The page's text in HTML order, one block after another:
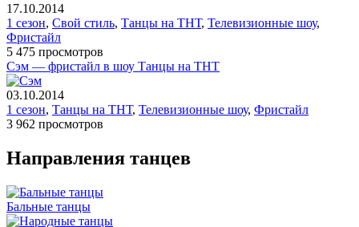
17.10.2014
1 сезон, Свой стиль, Танцы на ТНТ, Телевизионные шоу,
Фристайл
5 475 просмотров
Сэм — фристайл в шоу Танцы на ТНТ
03.10.2014
1 сезон, Танцы на ТНТ, Телевизионные шоу, Фристайл
3 962 просмотров
Направления танцев
Бальные танцы